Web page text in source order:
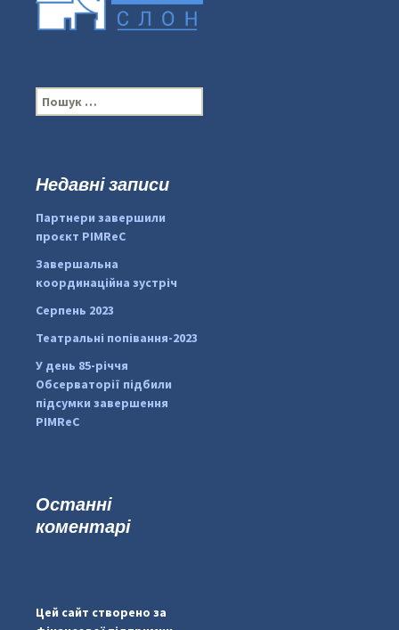
#PipIvanToday
pimrec_project
П
о
:Недавні записи
Партнери завершили
проєкт PIMReC
Завершальна
координаційна зустріч
Серпень 2023
Театральні попівання-2023
У день 85-річчя
Обсерваторії підбили
підсумки завершення
PIMReC
Останні
коментарі
Цей сайт створено за